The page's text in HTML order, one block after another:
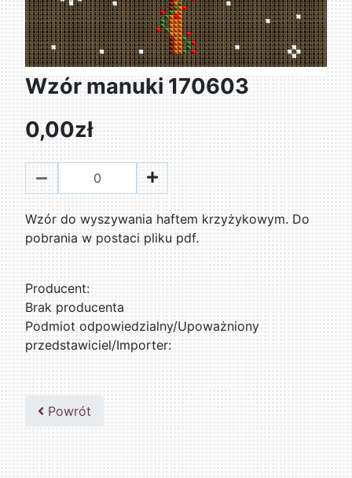
Wzór manuki 170603
0,00zł
Wzór do wyszywania haftem krzyżykowym. Do
pobrania w postaci pliku pdf.
Producent:
Brak producenta
Podmiot odpowiedzialny/Upoważniony
przedstawiciel/Importer:
Powrót